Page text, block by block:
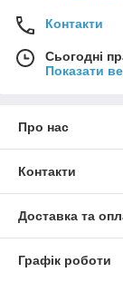
Контакти
Сьогодні
Показати
Про нас
Контакти
Доставка та
Графік роботи